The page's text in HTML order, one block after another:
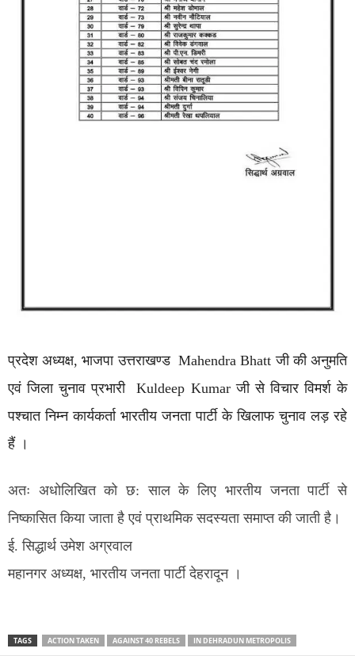
प्रदेश अध्यक्ष, भाजपा उत्तराखण्ड Mahendra Bhatt जी की अनुमति
एवं जिला चुनाव प्रभारी Kuldeep Kumar जी से विचार विमर्श के
पश्चात निम्न कार्यकर्ता भारतीय जनता पार्टी के खिलाफ चुनाव लड़ रहे
हैं ।
अतः अधोलिखित को छ: साल के लिए भारतीय जनता पार्टी से
निष्कासित किया जाता है एवं प्राथमिक सदस्यता समाप्त की जाती है।
ई. सिद्धार्थ उमेश अग्रवाल
महानगर अध्यक्ष, भारतीय जनता पार्टी देहरादून ।
TAGS ACTION TAKEN AGAINST 40 REBELS IN DEHRADUN METROPOLIS